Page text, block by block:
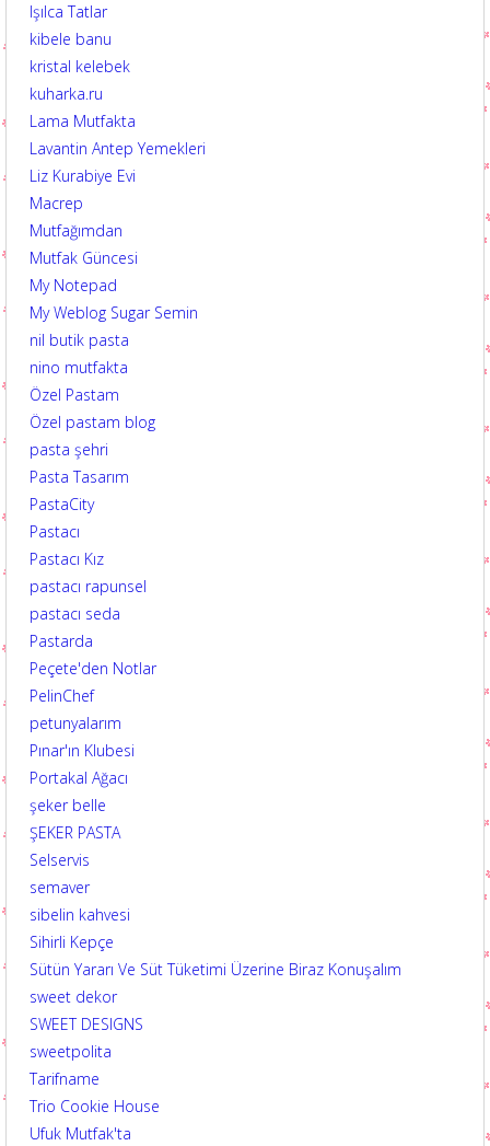
Işılca Tatlar
kibele banu
kristal kelebek
kuharka.ru
Lama Mutfakta
Lavantin Antep Yemekleri
Liz Kurabiye Evi
Macrep
Mutfağımdan
Mutfak Güncesi
My Notepad
My Weblog Sugar Semin
nil butik pasta
nino mutfakta
Özel Pastam
Özel pastam blog
pasta şehri
Pasta Tasarım
PastaCity
Pastacı
Pastacı Kız
pastacı rapunsel
pastacı seda
Pastarda
Peçete'den Notlar
PelinChef
petunyalarım
Pınar'ın Klubesi
Portakal Ağacı
şeker belle
ŞEKER PASTA
Selservis
semaver
sibelin kahvesi
Sihirli Kepçe
Sütün Yararı Ve Süt Tüketimi Üzerine Biraz Konuşalım
sweet dekor
SWEET DESIGNS
sweetpolita
Tarifname
Trio Cookie House
Ufuk Mutfak'ta